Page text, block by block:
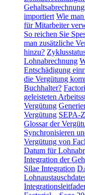
importiert Wie
für Mitarbeiter
So reichen Sie
man zusätzliche
hinzu?
Lohnabrechnung
Entschädigung
die Vergütung
Buchhalter?
geleisteten
Vergütung
Vergütung SEPA-
Glossar der
Synchronisieren
Vergütung von
Datum für
Integration der
Silae Integration